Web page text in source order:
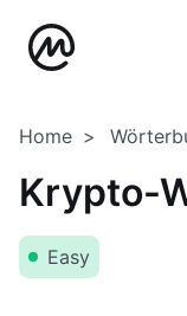
Home
Krypto-
Easy